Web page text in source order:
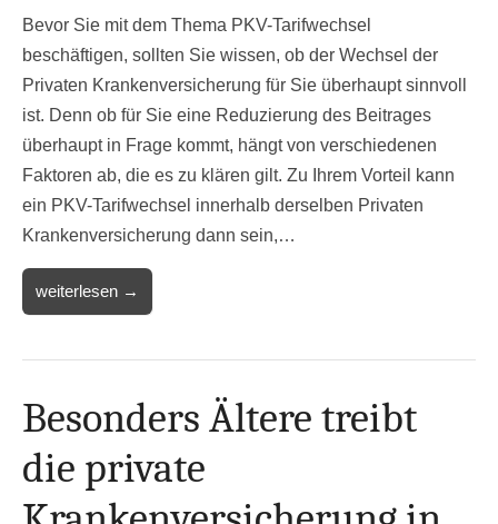
Bevor Sie mit dem Thema PKV-Tarifwechsel
beschäftigen, sollten Sie wissen, ob der Wechsel der
Privaten Krankenversicherung für Sie überhaupt sinnvoll
ist. Denn ob für Sie eine Reduzierung des Beitrages
überhaupt in Frage kommt, hängt von verschiedenen
Faktoren ab, die es zu klären gilt. Zu Ihrem Vorteil kann
ein PKV-Tarifwechsel innerhalb derselben Privaten
Krankenversicherung dann sein,…
weiterlesen →
Besonders Ältere treibt
die private